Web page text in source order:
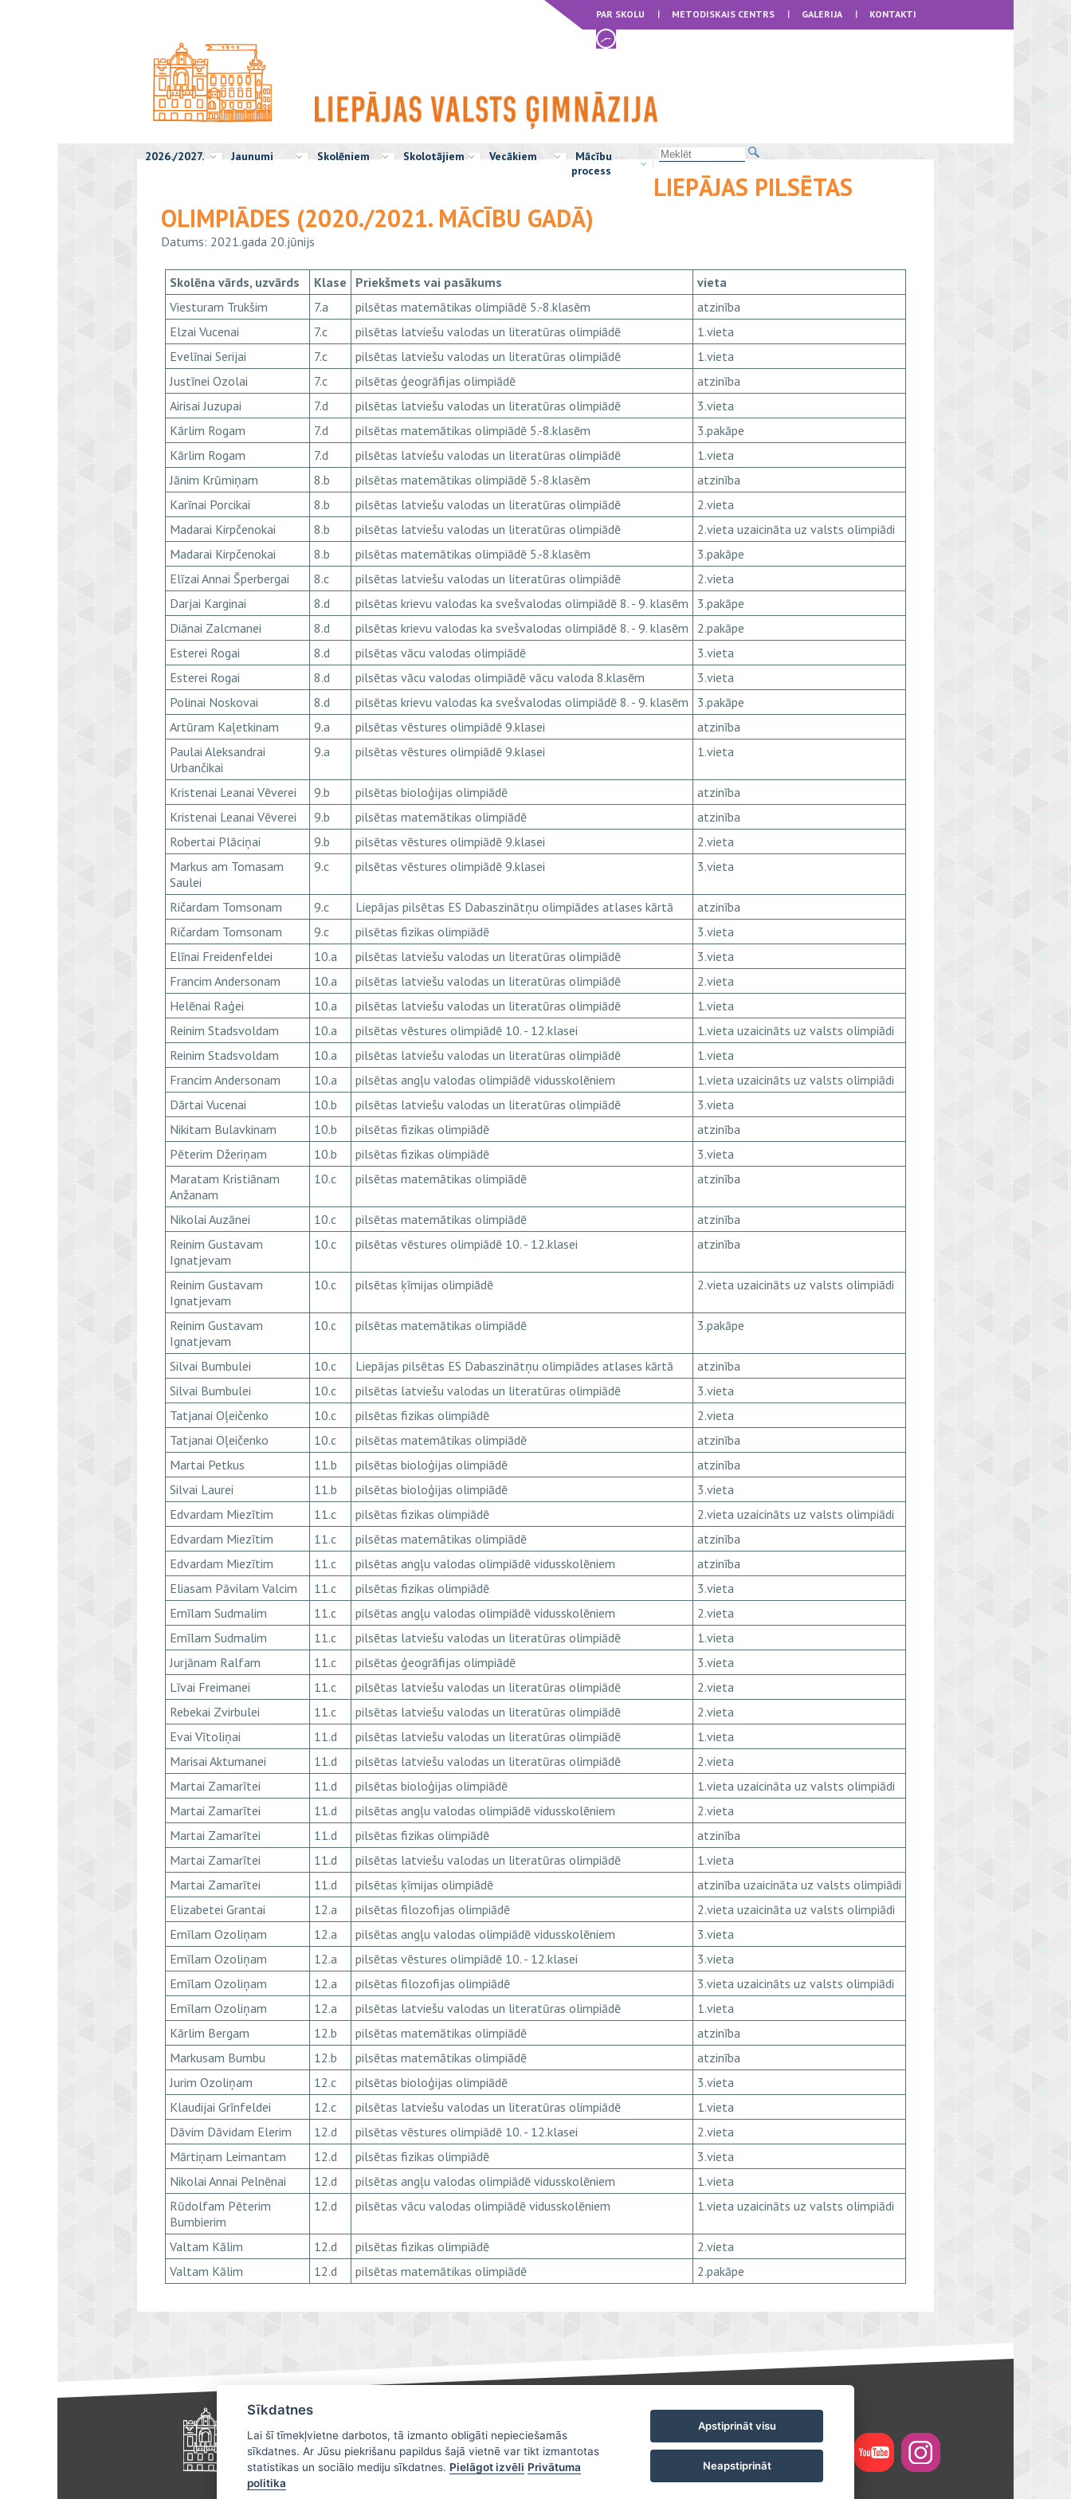
PAR SKOLU METODISKAIS CENTRS GALERIJA KONTAKTI
2026./2027. Jaunumi Skolēniem Skolotājiem Vecākiem
Mācību
process
LIEPĀJAS PILSĒTAS
OLIMPIĀDES (2020./2021. MĀCĪBU GADĀ)
Datums: 2021.gada 20.jūnijs
Skolēna vārds, uzvārds Klase Priekšmets vai pasākums
vieta
Viesturam Trukšim
7.a pilsētas matemātikas olimpiādē 5.-8.klasēm
atzinība
Elzai Vucenai
7.c pilsētas latviešu valodas un literatūras olimpiādē
1.vieta
Evelīnai Serijai
7.c pilsētas latviešu valodas un literatūras olimpiādē
1.vieta
Justīnei Ozolai
7.c pilsētas ģeogrāfijas olimpiādē
atzinība
Airisai Juzupai
7.d pilsētas latviešu valodas un literatūras olimpiādē
3.vieta
Kārlim Rogam
7.d pilsētas matemātikas olimpiādē 5.-8.klasēm
3.pakāpe
Kārlim Rogam
7.d pilsētas latviešu valodas un literatūras olimpiādē
1.vieta
Jānim Krūmiņam
8.b pilsētas matemātikas olimpiādē 5.-8.klasēm
atzinība
Karīnai Porcikai
8.b pilsētas latviešu valodas un literatūras olimpiādē
2.vieta
Madarai Kirpčenokai
8.b pilsētas latviešu valodas un literatūras olimpiādē
2.vieta uzaicināta uz valsts olimpiādi
Madarai Kirpčenokai
8.b pilsētas matemātikas olimpiādē 5.-8.klasēm
3.pakāpe
Elīzai Annai Šperbergai
8.c pilsētas latviešu valodas un literatūras olimpiādē
2.vieta
Darjai Karginai
8.d pilsētas krievu valodas ka svešvalodas olimpiādē 8. - 9. klasēm
3.pakāpe
Diānai Zalcmanei
8.d pilsētas krievu valodas ka svešvalodas olimpiādē 8. - 9. klasēm
2.pakāpe
Esterei Rogai
8.d pilsētas vācu valodas olimpiādē
3.vieta
Esterei Rogai
8.d pilsētas vācu valodas olimpiādē vācu valoda 8.klasēm
3.vieta
Polinai Noskovai
8.d pilsētas krievu valodas ka svešvalodas olimpiādē 8. - 9. klasēm
3.pakāpe
Artūram Kaļetkinam
9.a pilsētas vēstures olimpiādē 9.klasei
atzinība
Paulai Aleksandrai
Urbančikai
9.a pilsētas vēstures olimpiādē 9.klasei 1.vieta
Kristenai Leanai Vēverei 9.b pilsētas bioloģijas olimpiādē
atzinība
Kristenai Leanai Vēverei
9.b pilsētas matemātikas olimpiādē
atzinība
Robertai Plāciņai
9.b pilsētas vēstures olimpiādē 9.klasei
2.vieta
Markus am Tomasam
Saulei
9.c pilsētas vēstures olimpiādē 9.klasei 3.vieta
Ričardam Tomsonam 9.c Liepājas pilsētas ES Dabaszinātņu olimpiādes atlases kārtā
atzinība
Ričardam Tomsonam
9.c pilsētas fizikas olimpiādē
3.vieta
Elīnai Freidenfeldei
10.a pilsētas latviešu valodas un literatūras olimpiādē
3.vieta
Francim Andersonam
10.a pilsētas latviešu valodas un literatūras olimpiādē
2.vieta
Helēnai Raģei
10.a pilsētas latviešu valodas un literatūras olimpiādē
1.vieta
Reinim Stadsvoldam
10.a pilsētas vēstures olimpiādē 10. - 12.klasei
1.vieta uzaicināts uz valsts olimpiādi
Reinim Stadsvoldam
10.a pilsētas latviešu valodas un literatūras olimpiādē
1.vieta
Francim Andersonam
10.a pilsētas angļu valodas olimpiādē vidusskolēniem
1.vieta uzaicināts uz valsts olimpiādi
Dārtai Vucenai
10.b pilsētas latviešu valodas un literatūras olimpiādē
3.vieta
Nikitam Bulavkinam
10.b pilsētas fizikas olimpiādē
atzinība
Pēterim Džeriņam
10.b pilsētas fizikas olimpiādē
3.vieta
Maratam Kristiānam
Anžanam
10.c pilsētas matemātikas olimpiādē atzinība
Nikolai Auzānei 10.c pilsētas matemātikas olimpiādē
atzinība
Reinim Gustavam
Ignatjevam
10.c pilsētas vēstures olimpiādē 10. - 12.klasei atzinība
Reinim Gustavam
Ignatjevam
10.c pilsētas ķīmijas olimpiādē 2.vieta uzaicināts uz valsts olimpiādi
Reinim Gustavam
Ignatjevam
10.c pilsētas matemātikas olimpiādē 3.pakāpe
Silvai Bumbulei 10.c Liepājas pilsētas ES Dabaszinātņu olimpiādes atlases kārtā
atzinība
Silvai Bumbulei
10.c pilsētas latviešu valodas un literatūras olimpiādē
3.vieta
Tatjanai Oļeičenko
10.c pilsētas fizikas olimpiādē
2.vieta
Tatjanai Oļeičenko
10.c pilsētas matemātikas olimpiādē
atzinība
Martai Petkus
11.b pilsētas bioloģijas olimpiādē
atzinība
Silvai Laurei
11.b pilsētas bioloģijas olimpiādē
3.vieta
Edvardam Miezītim
11.c pilsētas fizikas olimpiādē
2.vieta uzaicināts uz valsts olimpiādi
Edvardam Miezītim
11.c pilsētas matemātikas olimpiādē
atzinība
Edvardam Miezītim
11.c pilsētas angļu valodas olimpiādē vidusskolēniem
atzinība
Eliasam Pāvilam Valcim
11.c pilsētas fizikas olimpiādē
3.vieta
Emīlam Sudmalim
11.c pilsētas angļu valodas olimpiādē vidusskolēniem
2.vieta
Emīlam Sudmalim
11.c pilsētas latviešu valodas un literatūras olimpiādē
1.vieta
Jurjānam Ralfam
11.c pilsētas ģeogrāfijas olimpiādē
3.vieta
Līvai Freimanei
11.c pilsētas latviešu valodas un literatūras olimpiādē
2.vieta
Rebekai Zvirbulei
11.c pilsētas latviešu valodas un literatūras olimpiādē
2.vieta
Evai Vītoliņai
11.d pilsētas latviešu valodas un literatūras olimpiādē
1.vieta
Marisai Aktumanei
11.d pilsētas latviešu valodas un literatūras olimpiādē
2.vieta
Martai Zamarītei
11.d pilsētas bioloģijas olimpiādē
1.vieta uzaicināta uz valsts olimpiādi
Martai Zamarītei
11.d pilsētas angļu valodas olimpiādē vidusskolēniem
2.vieta
Martai Zamarītei
11.d pilsētas fizikas olimpiādē
atzinība
Martai Zamarītei
11.d pilsētas latviešu valodas un literatūras olimpiādē
1.vieta
Martai Zamarītei
11.d pilsētas ķīmijas olimpiādē
atzinība uzaicināta uz valsts olimpiādi
Elizabetei Grantai
12.a pilsētas filozofijas olimpiādē
2.vieta uzaicināta uz valsts olimpiādi
Emīlam Ozoliņam
12.a pilsētas angļu valodas olimpiādē vidusskolēniem
3.vieta
Emīlam Ozoliņam
12.a pilsētas vēstures olimpiādē 10. - 12.klasei
3.vieta
Emīlam Ozoliņam
12.a pilsētas filozofijas olimpiādē
3.vieta uzaicināts uz valsts olimpiādi
Emīlam Ozoliņam
12.a pilsētas latviešu valodas un literatūras olimpiādē
1.vieta
Kārlim Bergam
12.b pilsētas matemātikas olimpiādē
atzinība
Markusam Bumbu
12.b pilsētas matemātikas olimpiādē
atzinība
Jurim Ozoliņam
12.c pilsētas bioloģijas olimpiādē
3.vieta
Klaudijai Grīnfeldei
12.c pilsētas latviešu valodas un literatūras olimpiādē
1.vieta
Dāvim Dāvidam Elerim
12.d pilsētas vēstures olimpiādē 10. - 12.klasei
2.vieta
Mārtiņam Leimantam
12.d pilsētas fizikas olimpiādē
3.vieta
Nikolai Annai Pelnēnai
12.d pilsētas angļu valodas olimpiādē vidusskolēniem
1.vieta
Rūdolfam Pēterim
Bumbierim
12.d pilsētas vācu valodas olimpiādē vidusskolēniem 1.vieta uzaicināts uz valsts olimpiādi
Valtam Kālim 12.d pilsētas fizikas olimpiādē
2.vieta
Valtam Kālim
12.d pilsētas matemātikas olimpiādē 2.pakāpe
LIEPĀJAS VALSTS ĢIMNĀZIJA
Adrese: Ausekļa iela 9, Liepāja, LV-3401
Tālrunis: +371 63423461
E-pasts: gimnazija@liepaja.edu.lv
Karte
Sīkdatnes
Lai šī tīmekļvietne darbotos, tā izmanto obligāti nepieciešamās
sīkdatnes. Ar Jūsu piekrišanu papildus šajā vietnē var tikt izmantotas
statistikas un sociālo mediju sīkdatnes. Pielāgot izvēli Privātuma
politika
Apstiprināt visu
Neapstiprināt